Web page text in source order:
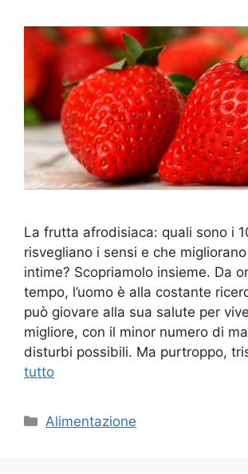
La frutta afrodisiaca: quali sono i
risvegliano i sensi e che
intime? Scopriamolo insieme. Da
tempo, l’uomo è alla costante
può giovare alla sua salute per
migliore, con il minor numero di
disturbi possibili. Ma purtroppo,
tutto
Categorie
Alimentazione